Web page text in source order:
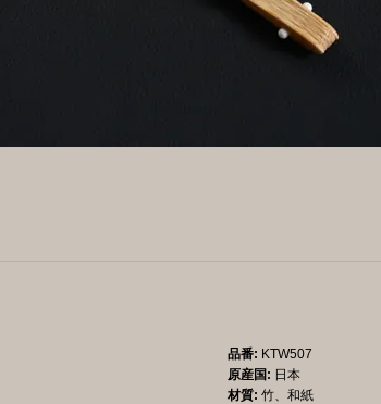
品番: KTW507
原産国: 日本
材質: 竹、和紙